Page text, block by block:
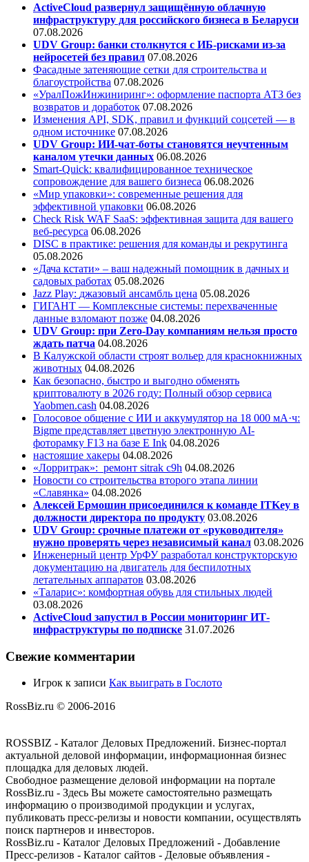
ActiveCloud развернул защищённую облачную
инфраструктуру для российского бизнеса в Беларуси
07.08.2026
UDV Group: банки столкнутся с ИБ-рисками из-за
нейросетей без правил 07.08.2026
Фасадные затеняющие сетки для строительства и
благоустройства 07.08.2026
«УралПожИнжиниринг»: оформление паспорта АТЗ без
возвратов и доработок 07.08.2026
Изменения API, SDK, правил и функций соцсетей — в
одном источнике 07.08.2026
UDV Group: ИИ-чат-боты становятся неучтенным
каналом утечки данных 06.08.2026
Smart-Quick: квалифицированное техническое
сопровождение для вашего бизнеса 06.08.2026
«Мир упаковки»: современные решения для
эффективной упаковки 06.08.2026
Check Risk WAF SaaS: эффективная защита для вашего
веб-ресурса 06.08.2026
DISC в практике: решения для команды и рекрутинга
05.08.2026
«Дача кстати» – ваш надежный помощник в дачных и
садовых работах 05.08.2026
Jazz Play: джазовый ансамбль цена 05.08.2026
ГИГАНТ — Комплексные системы: перехваченные
данные взломают позже 04.08.2026
UDV Group: при Zero-Day компаниям нельзя просто
ждать патча 04.08.2026
В Калужской области строят вольер для краснокнижных
животных 04.08.2026
Как безопасно, быстро и выгодно обменять
криптовалюту в 2026 году: Полный обзор сервиса
Yaobmen.cash 04.08.2026
Голосовое общение с ИИ и аккумулятор на 18 000 мА·ч:
Bigme представляет цветную электронную AI-
фоторамку F13 на базе E Ink 04.08.2026
настоящие хакеры 04.08.2026
«Лорритрак»: ремонт sitrak c9h 04.08.2026
Новости со строительства второго этапа линии
«Славянка» 04.08.2026
Алексей Ермошин присоединился к команде ITKey в
должности директора по продукту 03.08.2026
UDV Group: срочные платежи от «руководителя»
нужно проверять через независимый канал 03.08.2026
Инженерный центр УрФУ разработал конструкторскую
документацию на двигатель для беспилотных
летательных аппаратов 03.08.2026
«Таларис»: комфортная обувь для стильных людей
03.08.2026
ActiveCloud запустил в России мониторинг ИТ-
инфраструктуры по подписке 31.07.2026
Свежие комментарии
Игрок к записи Как выиграть в Гослото
RossBiz.ru © 2006-2016
ROSSBIZ - Каталог Деловых Предложений. Бизнес-портал
актуальной деловой информации, информационная бизнес
площадка для деловых людей.
Свободное размещение деловой информации на портале
RossBiz.ru - Здесь Вы можете самостоятельно размещать
информацию о производимой продукции и услугах,
публиковать пресс-релизы и новости компании, осуществлять
поиск партнеров и инвесторов.
RossBiz.ru - Каталог Деловых Предложений - Добавление
Пресс-релизов - Каталог сайтов - Деловые объявления -